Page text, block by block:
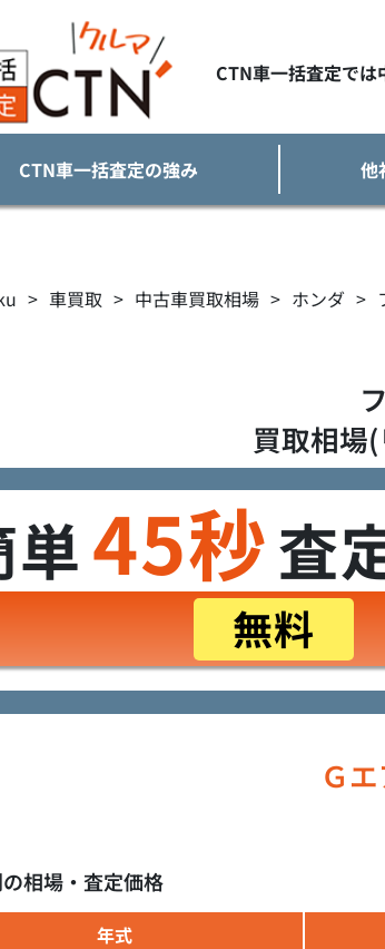
CTN車一括査定で
CTN車一括査定の強み 他
> 車買取 > 中古車買取相場 > ホンダ >
買取相場
単45秒査
無料
Ｇ
相場・査定価格
年式